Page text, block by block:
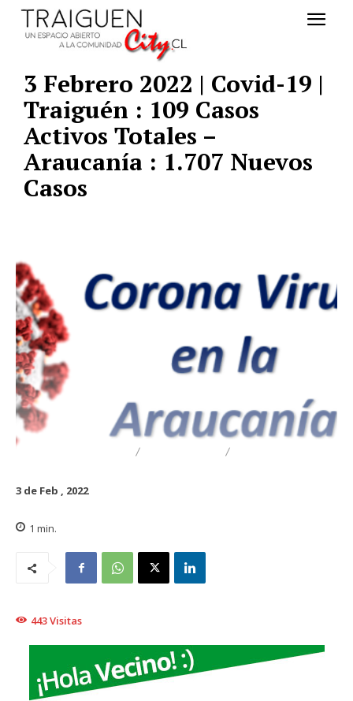
3 Febrero 2022 | Covid-19 |
Traiguén : 109 Casos
Activos Totales –
Araucanía : 1.707 Nuevos
Casos
3 de Feb , 2022
1 min.
443Visitas